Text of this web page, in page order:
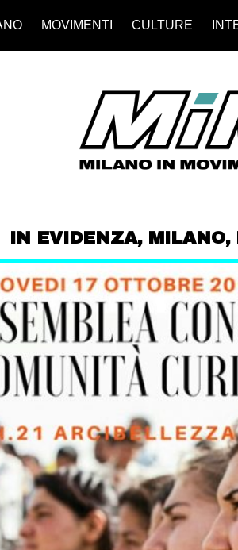
MOVIMENTI CULTURE
IN EVIDENZA, MILANO,